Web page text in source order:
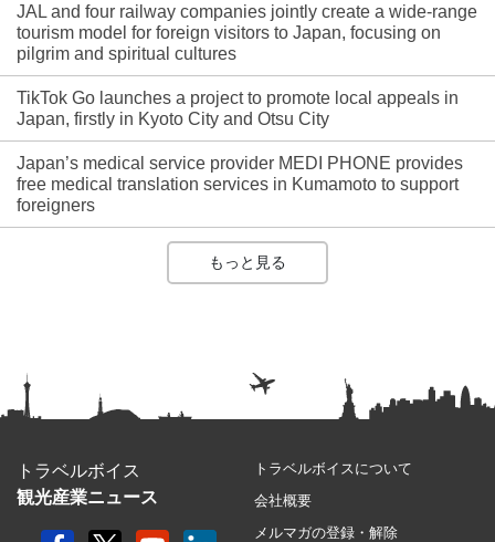
JAL and four railway companies jointly create a wide-range
tourism model for foreign visitors to Japan, focusing on
pilgrim and spiritual cultures
TikTok Go launches a project to promote local appeals in
Japan, firstly in Kyoto City and Otsu City
Japan’s medical service provider MEDI PHONE provides
free medical translation services in Kumamoto to support
foreigners
もっと見る
トラベルボイス
観光産業ニュース
トラベルボイスについて
会社概要
メルマガの登録・解除